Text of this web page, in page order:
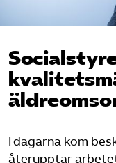
Kontakt
Pressrum
Mina sidor
Privat Vårdfakta
I dagarna kom
återupptar